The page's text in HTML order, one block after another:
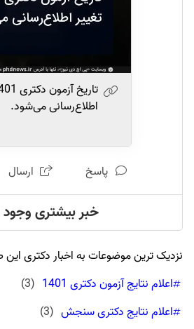
اطلاع‌رسانی می‌شود.
پاسخ ارسال
خبر بیشتری وجود
نزدیک ترین موضوعات به اخبار دکتری
اعلام نتایج آزمون دکتری 1401
(
3
)
اعلام نتایج دکتری سنجش (
3
)